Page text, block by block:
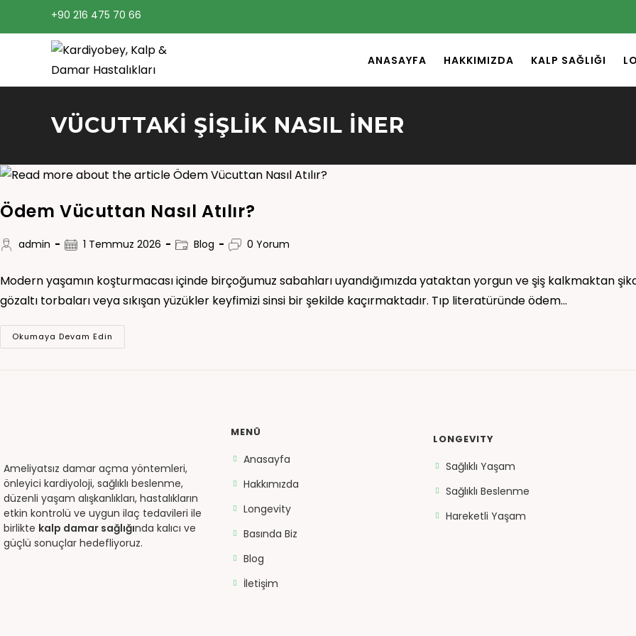
+90 216 475 70 66
ANASAYFA HAKKIMIZDA KALP SAĞLIĞI
VÜCUTTAKI ŞIŞLIK NASIL INER
Ödem Vücuttan Nasıl Atılır?
admin 1 Temmuz 2026 Blog 0 Yorum
Modern yaşamın koşturmacası içinde birçoğumuz sabahları uyandığımızda yataktan yorgun ve şiş kalkmaktan
gözaltı torbaları veya sıkışan yüzükler keyfimizi sinsi bir şekilde kaçırmaktadır. Tıp literatüründe ödem…
Okumaya Devam Edin
Ameliyatsız damar açma yöntemleri,
önleyici kardiyoloji, sağlıklı beslenme,
düzenli yaşam alışkanlıkları, hastalıkların
etkin kontrolü ve uygun ilaç tedavileri ile
birlikte kalp damar sağlığında kalıcı ve
güçlü sonuçlar hedefliyoruz.
MENÜ
Anasayfa
Hakkımızda
Longevity
Basında Biz
Blog
İletişim
LONGEVITY
Sağlıklı Yaşam
Sağlıklı Beslenme
Hareketli Yaşam